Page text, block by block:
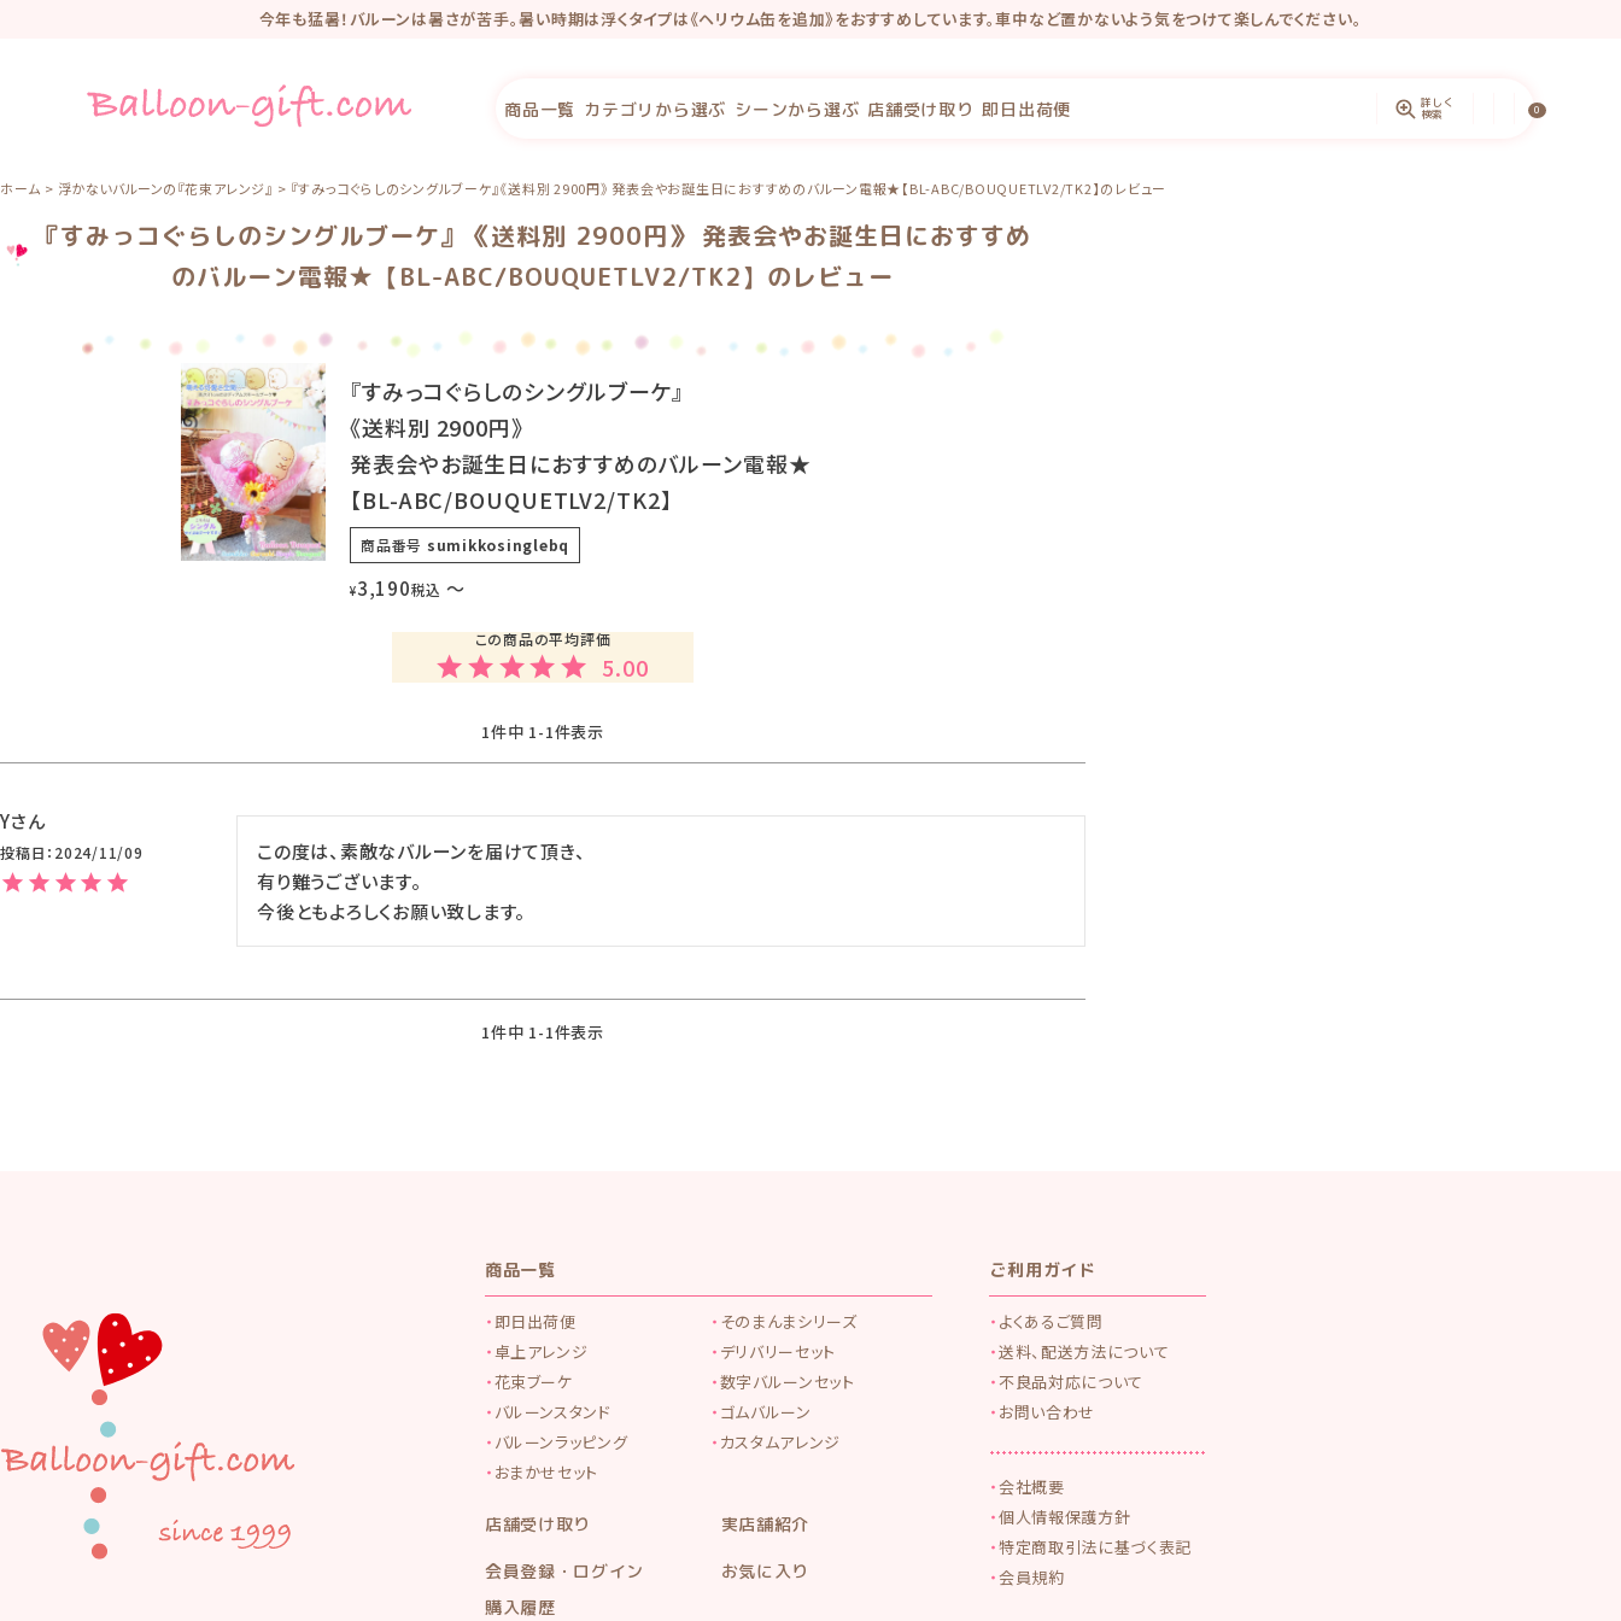
今年も猛暑！バルーンは暑さが苦手。暑い時期は浮くタイプは《ヘリウム缶を追加》をおすすめしています。車中など置かないよう気をつけて楽しんでください。
2025年、新オンラインショップにリニューアルしました★ 新サイトでは『店舗受取』のご予約ができるようになりました♡
リニューアル記念で新規会員登録で100P・既存会員様も初回新サイトログインで100Pプレゼントしています。
商品一覧 カテゴリから選ぶ シーンから選ぶ 店舗受け取り 即日出荷便 詳しく
検索 0
ホーム 浮かないバルーンの『花束アレンジ』 『すみっコぐらしのシングルブーケ』《送料別 2900円》 発表会やお誕生日におすすめのバルーン電報★【BL-ABC/BOUQUETLV2/TK2】のレビュー
『すみっコぐらしのシングルブーケ』《送料別 2900円》 発表会やお誕生日におすすめ
のバルーン電報★【BL-ABC/BOUQUETLV2/TK2】のレビュー
『すみっコぐらしのシングルブーケ』
《送料別 2900円》
発表会やお誕生日におすすめのバルーン電報★
【BL-ABC/BOUQUETLV2/TK2】
商品番号 sumikkosinglebq
¥3,190税込 〜
5.00
1件中 1-1件表示
Y
投稿日 2024/11/09
この度は、素敵なバルーンを届けて頂き、
有り難うございます。
今後ともよろしくお願い致します。
1件中 1-1件表示
商品一覧
即日出荷便
そのまんまシリーズ
卓上アレンジ
デリバリーセット
花束ブーケ
数字バルーンセット
バルーンスタンド
ゴムバルーン
バルーンラッピング
カスタムアレンジ
おまかせセット
店舗受け取り 実店舗紹介
会員登録・ログイン
お気に入り
購入履歴
ご利用ガイド
よくあるご質問
送料、配送方法について
不良品対応について
お問い合わせ
会社概要
特定商取引法に基づく表記
個人情報保護方針
会員規約